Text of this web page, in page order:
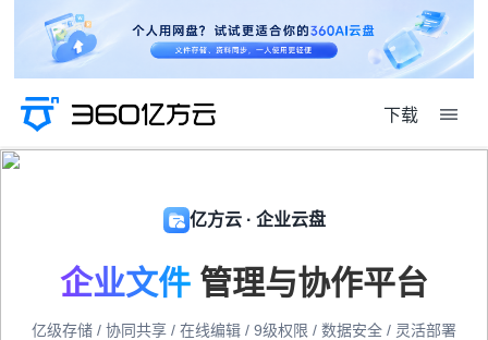
下载
亿方云 · 企业云盘
企业文件 管理与协作平台
亿级存储 / 协同共享 / 在线编辑 / 9级权限 / 数据安全 / 灵活部署